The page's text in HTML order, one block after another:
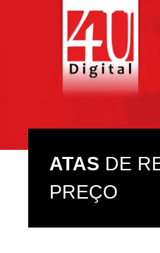
ATAS DE
PREÇO